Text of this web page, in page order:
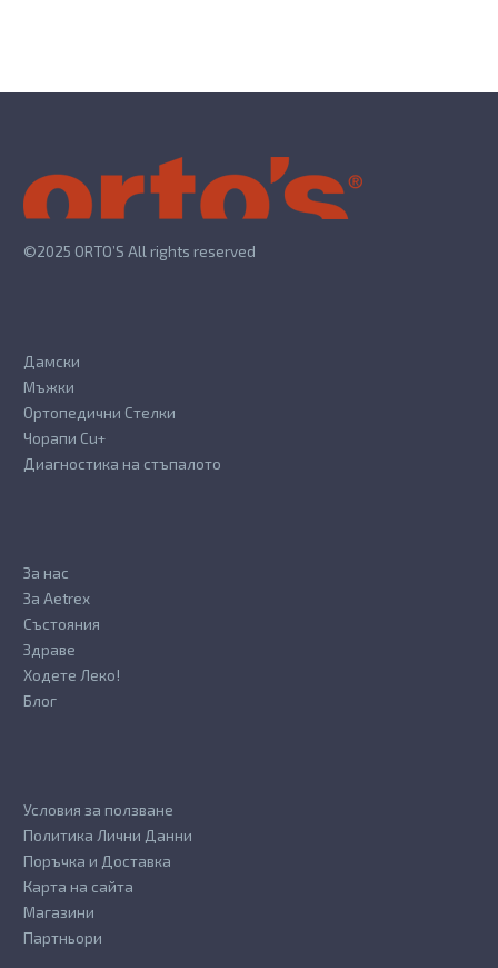
©2025 ORTO’S All rights reserved
Дамски
Мъжки
Ортопедични Стелки
Чорапи Cu+
Диагностика на стъпалото
За нас
За Aetrex
Състояния
Здраве
Ходете Леко!
Блог
Условия за ползване
Политика Лични Данни
Поръчка и Доставка
Карта на сайта
Магазини
Партньори